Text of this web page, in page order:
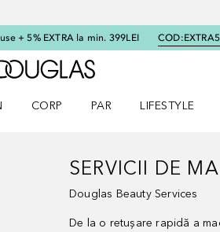
+ 5% EXTRA la min. 399LEI COD:
Către pagina principală
CORP
PAR
LIFESTYLE
SERVICII DE
Douglas Beauty Services
De la o retușare rapidă a